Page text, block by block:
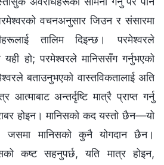
वचनअनुसार जिउन र संसारमा
तालिम दिइन्छ। परमेश्‍वरले
यही हो; परमेश्‍वरले मानिससँग गर्नुभएको
बताउनुभएको वास्तविकतालाई अति
आत्माबाट अन्तर्दृष्टि मात्रै प्राप्त गर्नु
होइन। मानिसको कद यस्तो छैन—यो
जसमा मानिसको कुनै योगदान छैन।
कष्ट सहनुपर्छ, यति मात्र होइन,